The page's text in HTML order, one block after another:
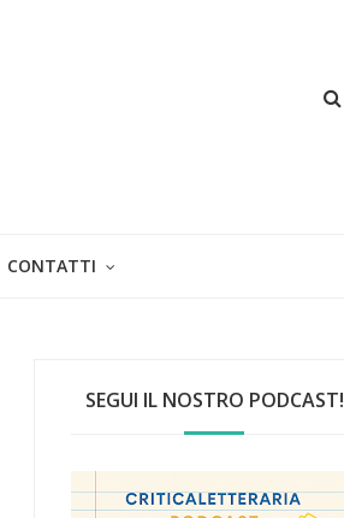
CONTATTI
SEGUI IL NOSTRO PODCAST!